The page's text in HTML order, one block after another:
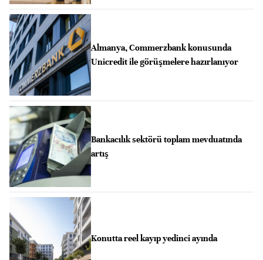
Almanya, Commerzbank konusunda
Unicredit ile görüşmelere hazırlanıyor
Bankacılık sektörü toplam mevduatında
artış
Konutta reel kayıp yedinci ayında